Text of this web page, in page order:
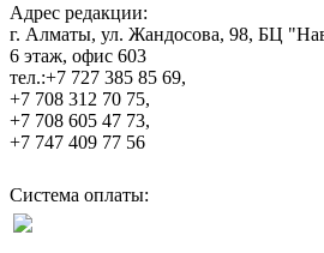
Адрес редакции:
г. Алматы, ул. Жандосова, 98, БЦ
6 этаж, офис 603
тел.:+7 727 385 85 69,
+7 708 312 70 75,
+7 708 605 47 73,
+7 747 409 77 56
Система оплаты: